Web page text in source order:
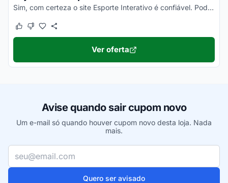
Sim, com certeza o site Esporte Interativo é confiável. Pode pesquisar no Reclame Aqui Esporte Interativo, ler as avaliações dos clientes que você vai ter certeza disso!
Este cupom funcionou
Este cupom não funcionou
Ver oferta
Avise quando sair cupom novo
Um e-mail só quando houver cupom novo desta loja. Nada
mais.
Seu e-mail
Quero ser avisado